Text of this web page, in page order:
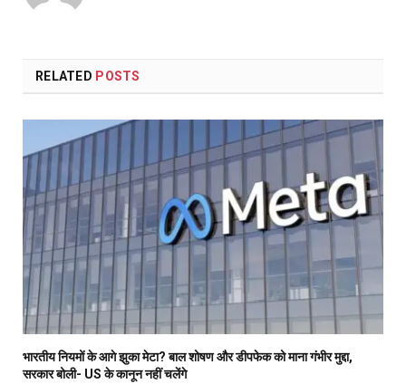
RELATED POSTS
भारतीय नियमों के आगे झुका मेटा? बाल शोषण और डीपफेक को माना गंभीर मुद्दा,
सरकार बोली- US के कानून नहीं चलेंगे